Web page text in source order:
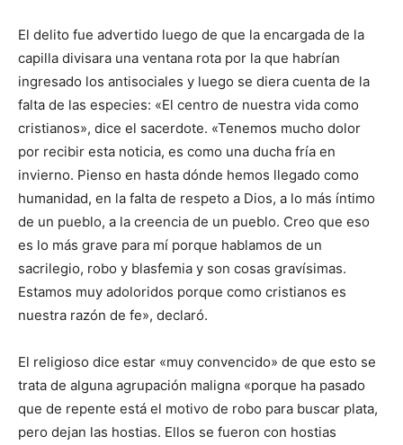
El delito fue advertido luego de que la encargada de la
capilla divisara una ventana rota por la que habrían
ingresado los antisociales y luego se diera cuenta de la
falta de las especies: «El centro de nuestra vida como
cristianos», dice el sacerdote. «Tenemos mucho dolor
por recibir esta noticia, es como una ducha fría en
invierno. Pienso en hasta dónde hemos llegado como
humanidad, en la falta de respeto a Dios, a lo más íntimo
de un pueblo, a la creencia de un pueblo. Creo que eso
es lo más grave para mí porque hablamos de un
sacrilegio, robo y blasfemia y son cosas gravísimas.
Estamos muy adoloridos porque como cristianos es
nuestra razón de fe», declaró.
El religioso dice estar «muy convencido» de que esto se
trata de alguna agrupación maligna «porque ha pasado
que de repente está el motivo de robo para buscar plata,
pero dejan las hostias. Ellos se fueron con hostias